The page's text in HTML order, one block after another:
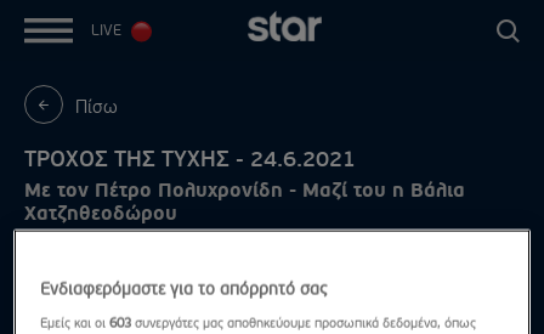
LIVE
Πίσω
ΤΡΟΧΟΣ ΤΗΣ ΤΥΧΗΣ - 24.6.2021
Με τον Πέτρο Πολυχρονίδη - Μαζί του η Βάλια
Χατζηθεοδώρου
Ενδιαφερόμαστε για το απόρρητό σας
Εμείς και οι603 συνεργάτες μας αποθηκεύουμε προσωπικά δεδομένα, όπως